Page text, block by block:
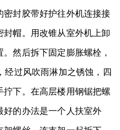
封胶带好护往外机连接接
帽。用改锥从室外机上卸
然后拆下固定膨胀螺栓，
经过风吹雨淋加之锈蚀，四
下。在高层楼用钢锯把螺
好的办法是一个人扶室外